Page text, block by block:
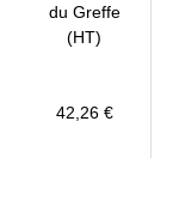
du Greffe
(HT)
42,26 €